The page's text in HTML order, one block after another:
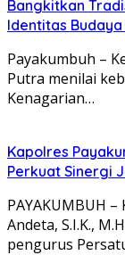
Bangkitkan
Identitas
Payakumbuh –
Putra menilai
Kenagarian…
Kapolres
Perkuat Sinergi
PAYAKUMBUH
Andeta, S.I.K.,
pengurus